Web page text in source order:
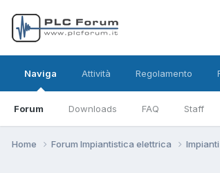
Naviga
Forum Downloads FAQ Staff
Attività Regolamento
Home Forum Impiantistica elettrica